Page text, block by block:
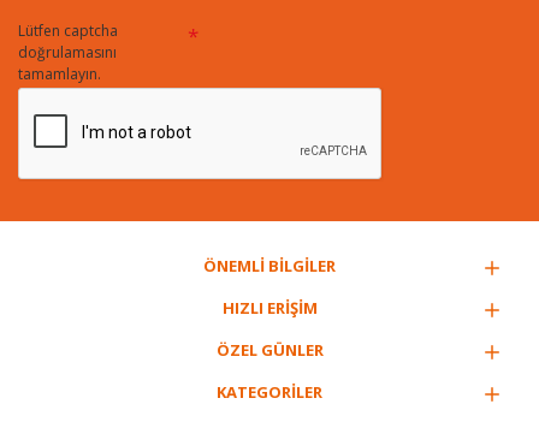
Lütfen captcha
doğrulamasını
tamamlayın.
ÖNEMLİ BİLGİLER
HIZLI ERİŞİM
ÖZEL GÜNLER
KATEGORİLER